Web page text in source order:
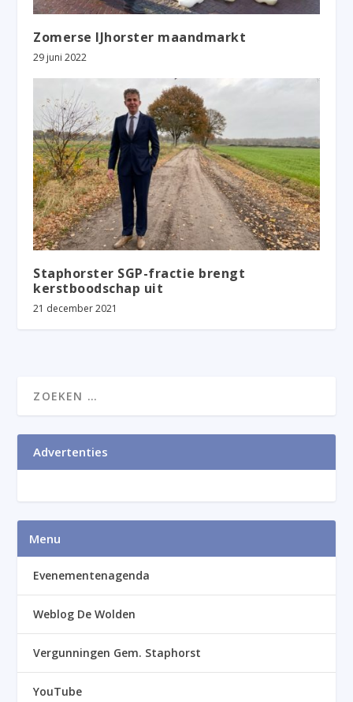
Zomerse IJhorster maandmarkt
29 juni 2022
Staphorster SGP-fractie brengt
kerstboodschap uit
21 december 2021
Advertenties
Menu
Evenementenagenda
Weblog De Wolden
Vergunningen Gem. Staphorst
YouTube